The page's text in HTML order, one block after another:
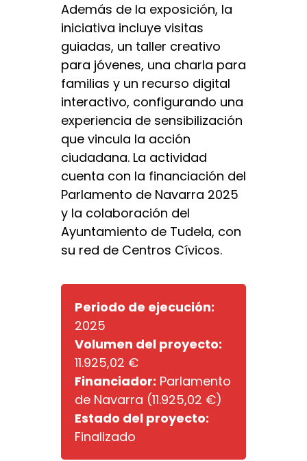
Además de la exposición, la
iniciativa incluye visitas
guiadas, un taller creativo
para jóvenes, una charla para
familias y un recurso digital
interactivo, configurando una
experiencia de sensibilización
que vincula la acción
ciudadana. La actividad
cuenta con la financiación del
Parlamento de Navarra 2025
y la colaboración del
Ayuntamiento de Tudela, con
su red de Centros Cívicos.
Periodo de ejecución:
2025
Volumen del proyecto:
11.925,02 €
Financiador: Parlamento
de Navarra (11.925,02 €)
Estado del proyecto:
Finalizado